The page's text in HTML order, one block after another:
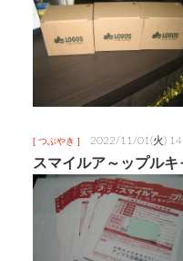
[ つぶやき ] 2022/11/01(火)
スマイルア～ップル